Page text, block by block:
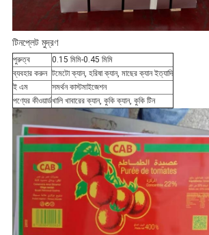
টিনপ্লেট মুদ্রণ
পুরুত্ব
0.15 মিমি-0.45 মিমি
ব্যবহার করুন টমেটো ক্যান, হরিষা ক্যান, মাছের ক্যান ইত্যাদি
ই এম
সমর্থন কাস্টমাইজেশন
পণ্যের কীওয়ার্ডখালি খাবারের ক্যান, কুকি ক্যান, কুকি টিন